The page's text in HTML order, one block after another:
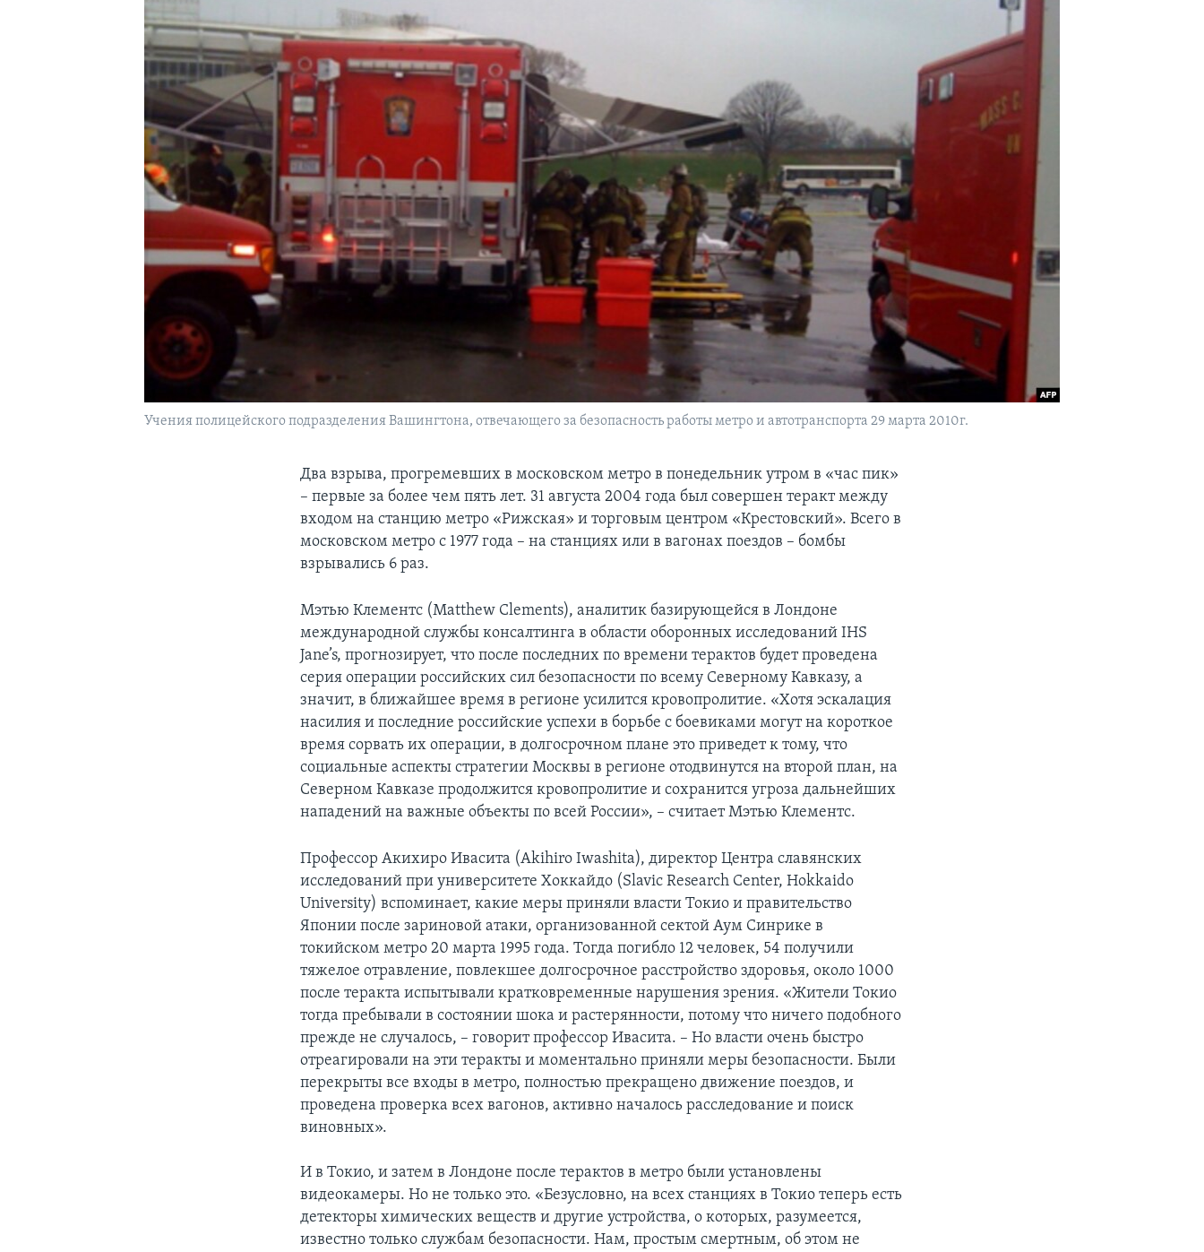
Учения полицейского подразделения Вашингтона, отвечающего за безопасность работы метро и автотранспорта 29 марта 2010г.
Два взрыва, прогремевших в московском метро в понедельник утром в «час пик»
– первые за более чем пять лет. 31 августа 2004 года был совершен теракт между
входом на станцию метро «Рижская» и торговым центром «Крестовский». Всего в
московском метро с 1977 года – на станциях или в вагонах поездов – бомбы
взрывались 6 раз.
Мэтью Клементс (Matthew Clements), аналитик базирующейся в Лондоне
международной службы консалтинга в области оборонных исследований IHS
Jane’s, прогнозирует, что после последних по времени терактов будет проведена
серия операции российских сил безопасности по всему Северному Кавказу, а
значит, в ближайшее время в регионе усилится кровопролитие. «Хотя эскалация
насилия и последние российские успехи в борьбе с боевиками могут на короткое
время сорвать их операции, в долгосрочном плане это приведет к тому, что
социальные аспекты стратегии Москвы в регионе отодвинутся на второй план, на
Северном Кавказе продолжится кровопролитие и сохранится угроза дальнейших
нападений на важные объекты по всей России», – считает Мэтью Клементс.
Профессор Акихиро Ивасита (Akihiro Iwashita), директор Центра славянских
исследований при университете Хоккайдо (Slavic Research Center, Hokkaido
University) вспоминает, какие меры приняли власти Токио и правительство
Японии после зариновой атаки, организованной сектой Аум Синрике в
токийском метро 20 марта 1995 года. Тогда погибло 12 человек, 54 получили
тяжелое отравление, повлекшее долгосрочное расстройство здоровья, около 1000
после теракта испытывали кратковременные нарушения зрения. «Жители Токио
тогда пребывали в состоянии шока и растерянности, потому что ничего подобного
прежде не случалось, – говорит профессор Ивасита. – Но власти очень быстро
отреагировали на эти теракты и моментально приняли меры безопасности. Были
перекрыты все входы в метро, полностью прекращено движение поездов, и
проведена проверка всех вагонов, активно началось расследование и поиск
виновных».
И в Токио, и затем в Лондоне после терактов в метро были установлены
видеокамеры. Но не только это. «Безусловно, на всех станциях в Токио теперь есть
детекторы химических веществ и другие устройства, о которых, разумеется,
известно только службам безопасности. Нам, простым смертным, об этом не